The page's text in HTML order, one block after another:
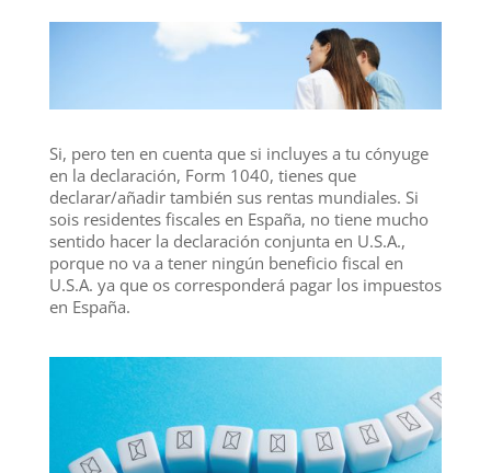
Si, pero ten en cuenta que si incluyes a tu cónyuge
en la declaración, Form 1040, tienes que
declarar/añadir también sus rentas mundiales. Si
sois residentes fiscales en España, no tiene mucho
sentido hacer la declaración conjunta en U.S.A.,
porque no va a tener ningún beneficio fiscal en
U.S.A. ya que os corresponderá pagar los impuestos
en España.